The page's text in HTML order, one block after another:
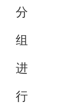
分
组
进
行